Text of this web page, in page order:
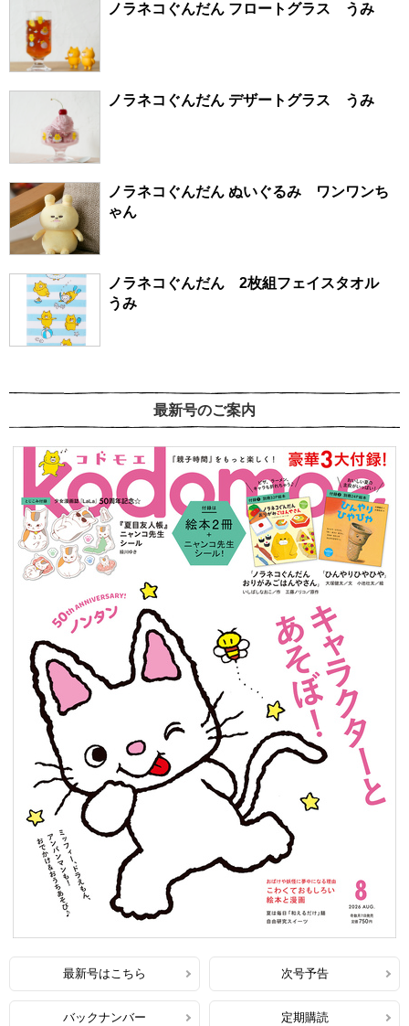
ノラネコぐんだん フロートグラス うみ
ノラネコぐんだん デザートグラス うみ
ノラネコぐんだん ぬいぐるみ ワンワンち
ゃん
ノラネコぐんだん 2枚組フェイスタオル
うみ
最新号のご案内
最新号はこちら 次号予告
バックナンバー 定期購読